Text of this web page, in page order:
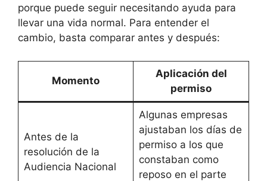
porque puede seguir necesitando ayuda para
llevar una vida normal. Para entender el
cambio, basta comparar antes y después:
Momento
Aplicación del
permiso
Antes de la
resolución de la
Audiencia Nacional
Algunas empresas
ajustaban los días de
permiso a los que
constaban como
reposo en el parte